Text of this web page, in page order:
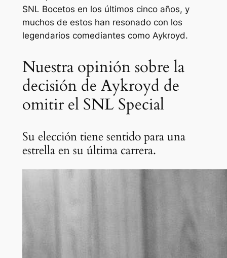
SNL Bocetos en los últimos cinco años, y
muchos de estos han resonado con los
legendarios comediantes como Aykroyd.
Nuestra opinión sobre la
decisión de Aykroyd de
omitir el SNL Special
Su elección tiene sentido para una
estrella en su última carrera.